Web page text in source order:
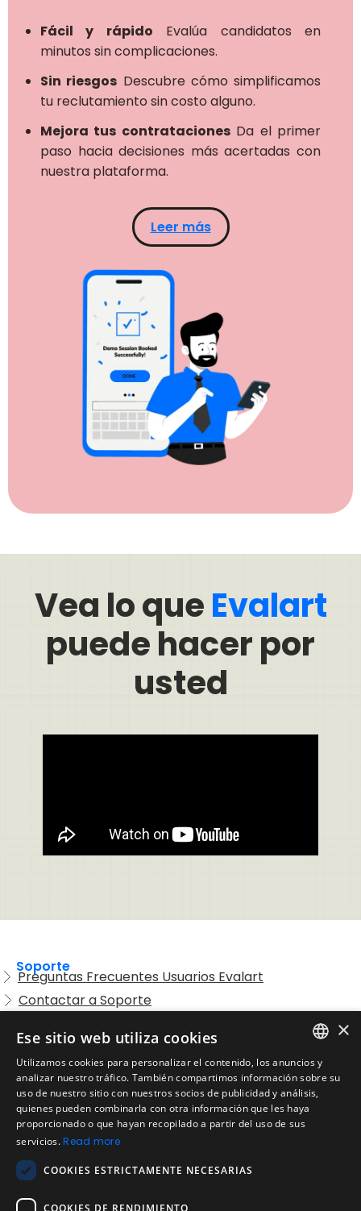
Fácil y rápido Evalúa candidatos en
minutos sin complicaciones.
Sin riesgos Descubre cómo simplificamos
tu reclutamiento sin costo alguno.
Mejora tus contratacionesDa el primer
paso hacia decisiones más acertadas con
nuestra plataforma.
Leer más
Vea lo queEvalart
puede hacer por
usted
Soporte
Preguntas Frecuentes Usuarios Evalart
Contactar a Soporte
Legal
Condiciones de Servicio
Aviso de privacidad
Política de cookies
Política de devoluciones
Acuerdo de licencia de usuario
Aviso legal
ENGLISH
SPANISH
×
Ese sitio web utiliza cookies
Utilizamos cookies para personalizar el contenido, los anuncios y
analizar nuestro tráfico. También compartimos información sobre su
uso de nuestro sitio con nuestros socios de publicidad y análisis,
quienes pueden combinarla con otra información que les haya
proporcionado o que hayan recopilado a partir del uso de sus
servicios.Read more
COOKIES ESTRICTAMENTE NECESARIAS
COOKIES DE RENDIMIENTO